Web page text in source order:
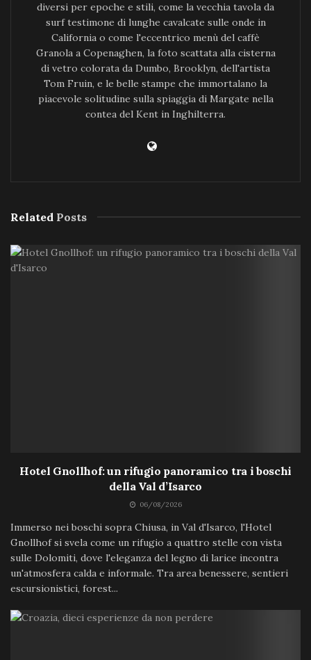
diversi per epoche e stili, come la vecchia tavola da
surf testimone di lunghe cavalcate sulle onde in
California o come l'eccentrico menù del caffè
Granola a Copenaghen, la foto scattata alla cisterna
di vetro colorata da Dumbo, Brooklyn, dell'artista
Tom Fruin, e le belle stampe che immortalano la
piacevole solitudine sulla spiaggia di Margate nella
contea del Kent in Inghilterra.
Related Posts
Hotel Gnollhof: un rifugio panoramico tra i boschi
della Val d’Isarco
06/08/2026
Immerso nei boschi sopra Chiusa, in Val d'Isarco, l'Hotel
Gnollhof si svela come un rifugio a quattro stelle con vista
sulle Dolomiti, dove l'eleganza del legno di larice incontra
un'atmosfera calda e informale. Tra area benessere, sentieri
escursionistici, forest...